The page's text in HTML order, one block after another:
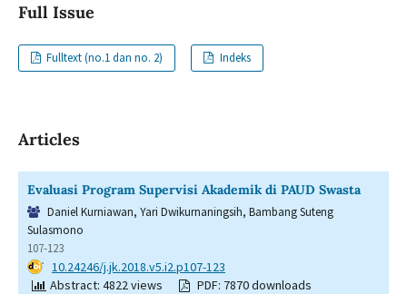
Full Issue
Fulltext (no.1 dan no. 2) Indeks
Articles
Evaluasi Program Supervisi Akademik di PAUD Swasta
Daniel Kurniawan, Yari Dwikurnaningsih, Bambang Suteng
Sulasmono
107-123
DOI: 10.24246/j.jk.2018.v5.i2.p107-123
Abstract: 4822 views
PDF: 7870 downloads